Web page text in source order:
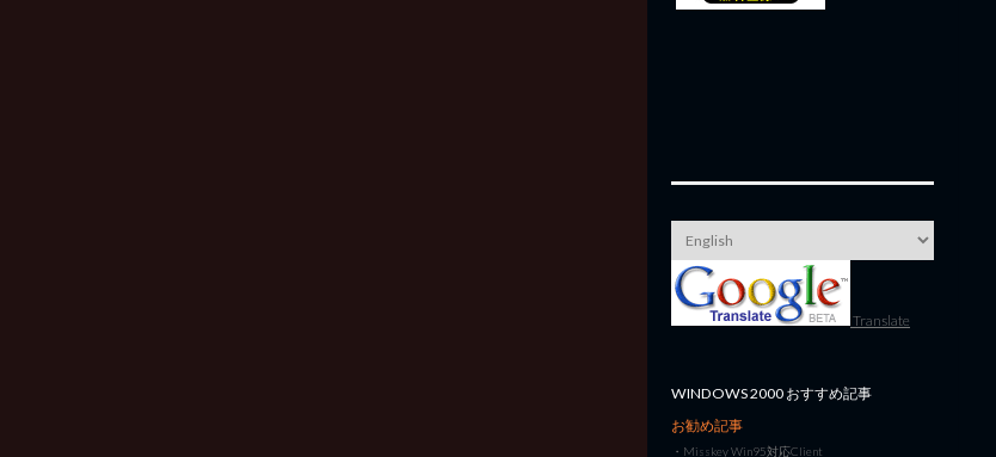
Translate
WINDOWS 2000 おすすめ記事
お勧め記事
・ Misskey Win95対応Client